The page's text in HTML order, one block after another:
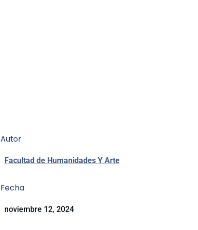
Autor
Facultad de Humanidades Y Arte
Fecha
noviembre 12, 2024